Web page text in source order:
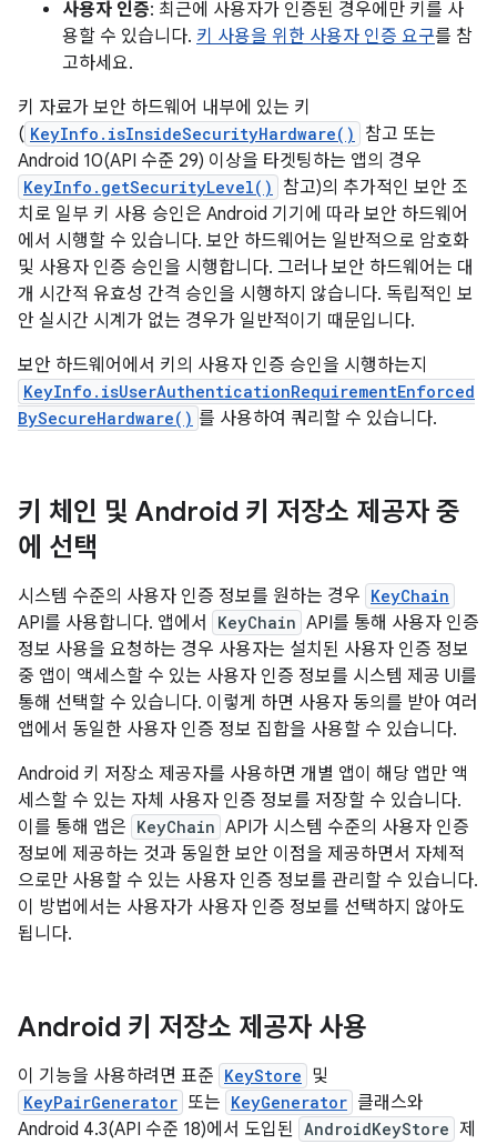
사용자 인증: 최근에 사용자가 인증된 경우에만 키를 사
용할 수 있습니다. 키 사용을 위한 사용자 인증 요구를 참
고하세요.
키 자료가 보안 하드웨어 내부에 있는 키
( KeyInfo.isInsideSecurityHardware()
참고 또는
Android 10(API 수준 29) 이상을 타겟팅하는 앱의 경우
KeyInfo.getSecurityLevel()
참고)의 추가적인 보안 조
치로 일부 키 사용 승인은 Android 기기에 따라 보안 하드웨어
에서 시행할 수 있습니다. 보안 하드웨어는 일반적으로 암호화
및 사용자 인증 승인을 시행합니다. 그러나 보안 하드웨어는 대
개 시간적 유효성 간격 승인을 시행하지 않습니다. 독립적인 보
안 실시간 시계가 없는 경우가 일반적이기 때문입니다.
보안 하드웨어에서 키의 사용자 인증 승인을 시행하는지
KeyInfo.isUserAuthenticationRequirementEnforced
BySecureHardware() 를 사용하여 쿼리할 수 있습니다.
키 체인 및 Android 키 저장소 제공자 중
에 선택
시스템 수준의 사용자 인증 정보를 원하는 경우 KeyChain
API를 사용합니다. 앱에서 KeyChain API를 통해 사용자 인증
정보 사용을 요청하는 경우 사용자는 설치된 사용자 인증 정보
중 앱이 액세스할 수 있는 사용자 인증 정보를 시스템 제공 UI를
통해 선택할 수 있습니다. 이렇게 하면 사용자 동의를 받아 여러
앱에서 동일한 사용자 인증 정보 집합을 사용할 수 있습니다.
Android 키 저장소 제공자를 사용하면 개별 앱이 해당 앱만 액
세스할 수 있는 자체 사용자 인증 정보를 저장할 수 있습니다.
이를 통해 앱은 KeyChain API가 시스템 수준의 사용자 인증
정보에 제공하는 것과 동일한 보안 이점을 제공하면서 자체적
으로만 사용할 수 있는 사용자 인증 정보를 관리할 수 있습니다.
이 방법에서는 사용자가 사용자 인증 정보를 선택하지 않아도
됩니다.
Android 키 저장소 제공자 사용
이 기능을 사용하려면 표준 KeyStore 및
KeyPairGenerator 또는 KeyGenerator 클래스와
Android 4.3(API 수준 18)에서 도입된 AndroidKeyStore 제